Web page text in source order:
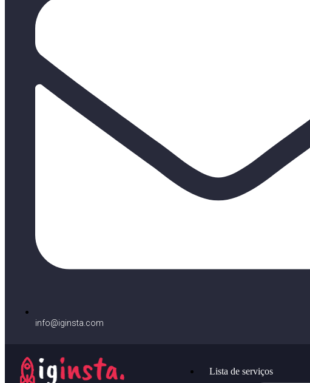
info@iginsta.com
Lista de serviços